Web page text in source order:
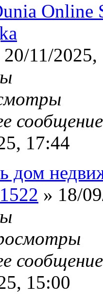
20/11/2025,
17:44
дом
» 18/
15:00